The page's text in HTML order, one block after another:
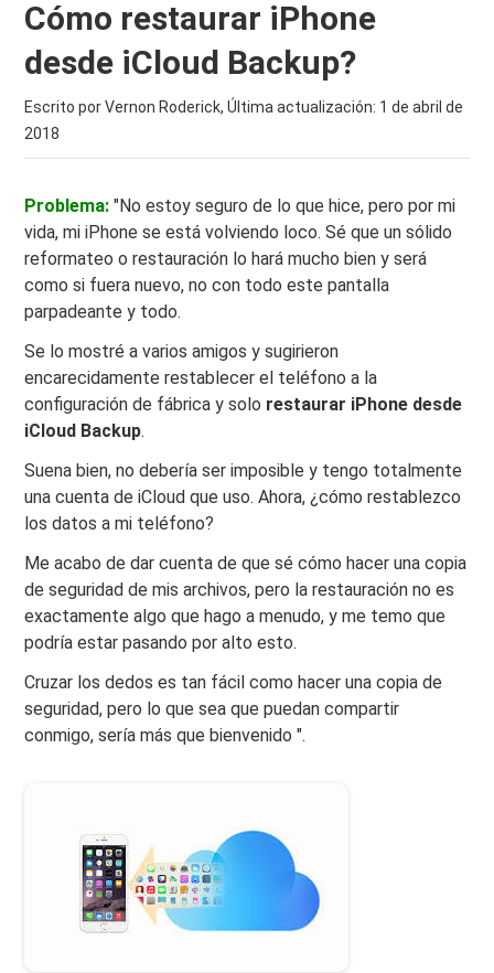
Cómo restaurar iPhone
desde iCloud Backup?
Escrito por Vernon Roderick, Última actualización: 1 de abril de
2018
Problema: "No estoy seguro de lo que hice, pero por mi
vida, mi iPhone se está volviendo loco. Sé que un sólido
reformateo o restauración lo hará mucho bien y será
como si fuera nuevo, no con todo este pantalla
parpadeante y todo.
Se lo mostré a varios amigos y sugirieron
encarecidamente restablecer el teléfono a la
configuración de fábrica y solo restaurar iPhone desde
iCloud Backup.
Suena bien, no debería ser imposible y tengo totalmente
una cuenta de iCloud que uso. Ahora, ¿cómo restablezco
los datos a mi teléfono?
Me acabo de dar cuenta de que sé cómo hacer una copia
de seguridad de mis archivos, pero la restauración no es
exactamente algo que hago a menudo, y me temo que
podría estar pasando por alto esto.
Cruzar los dedos es tan fácil como hacer una copia de
seguridad, pero lo que sea que puedan compartir
conmigo, sería más que bienvenido ".